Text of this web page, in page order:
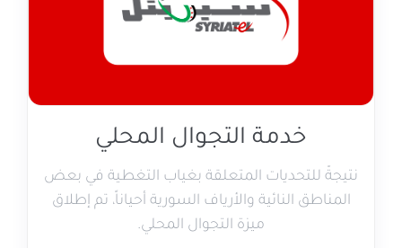
خدمة التجوال المحلي
نتيجةً للتحديات المتعلقة بغياب التغطية في بعض
المناطق النائية والأرياف السورية أحياناً، تم إطلاق
ميزة التجوال المحلي.